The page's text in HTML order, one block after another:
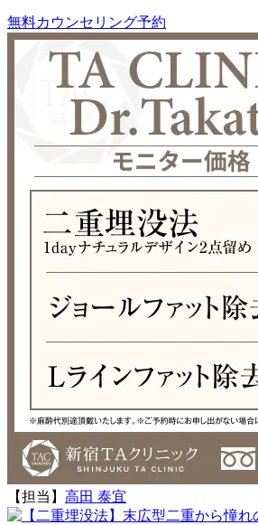
無料カウンセリング予約
【担当】 高田 泰宜